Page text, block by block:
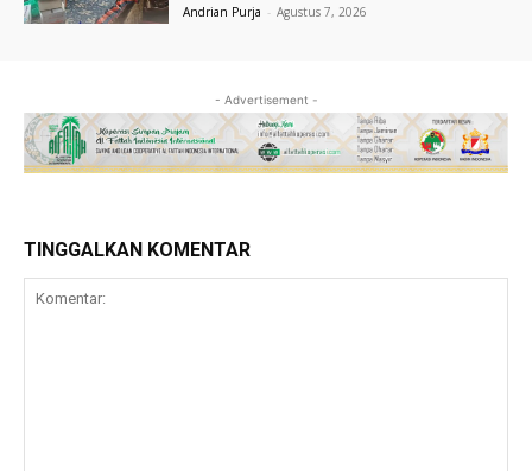
Andrian Purja - Agustus 7, 2026
- Advertisement -
TINGGALKAN KOMENTAR